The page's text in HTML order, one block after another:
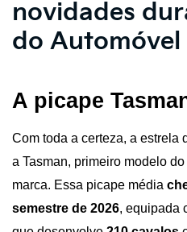
novidades
do Automóvel
A picape
Com toda a certeza, a estrela
a Tasman, primeiro modelo
marca. Essa picape média
semestre de 2026, equipada